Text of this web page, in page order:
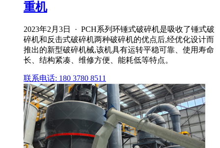
重机
2023年2月3日 · PCH系列环锤式破碎机是吸收了锤式破
碎机和反击式破碎机两种破碎机的优点后,经优化设计而
推出的新型破碎机械,该机具有运转平稳可靠、使用寿命
长、结构紧凑、维修方便、能耗低等特点。
联系电话: 180 3780 8511